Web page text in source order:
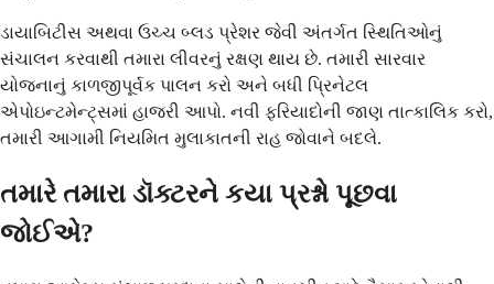
ડાયાબિટીસ અથવા ઉચ્ચ બ્લડ પ્રેશર જેવી અંતર્ગત સ્થિતિઓનું
સંચાલન કરવાથી તમારા લીવરનું રક્ષણ થાય છે. તમારી સારવાર
યોજનાનું કાળજીપૂર્વક પાલન કરો અને બધી પ્રિનેટલ
એપોઇન્ટમેન્ટ્સમાં હાજરી આપો. નવી ફરિયાદોની જાણ તાત્કાલિક કરો,
તમારી આગામી નિયમિત મુલાકાતની રાહ જોવાને બદલે.
તમારે તમારા ડૉક્ટરને કયા પ્રશ્નો પૂછવા
જોઈએ?